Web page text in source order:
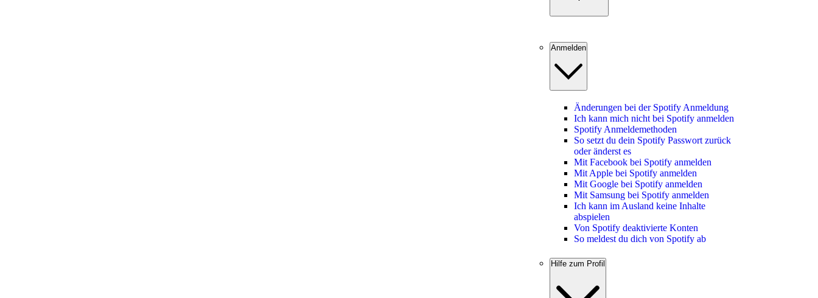
Anmelden
Änderungen bei der Spotify Anmeldung
Ich kann mich nicht bei Spotify anmelden
Spotify Anmeldemethoden
So setzt du dein Spotify Passwort zurück
oder änderst es
Mit Facebook bei Spotify anmelden
Mit Apple bei Spotify anmelden
Mit Google bei Spotify anmelden
Mit Samsung bei Spotify anmelden
Ich kann im Ausland keine Inhalte
abspielen
Von Spotify deaktivierte Konten
So meldest du dich von Spotify ab
Hilfe zum Profil